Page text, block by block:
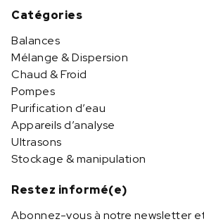
Catégories
Balances
Mélange & Dispersion
Chaud & Froid
Pompes
Purification d’eau
Appareils d’analyse
Ultrasons
Stockage & manipulation
Restez informé(e)
Abonnez-vous à notre newsletter